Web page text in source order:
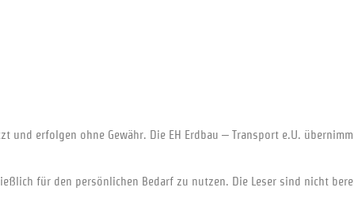
und erfolgen ohne Gewähr. Die EH Erdbau – Transport e.U.
für den persönlichen Bedarf zu nutzen. Die Leser sind nicht